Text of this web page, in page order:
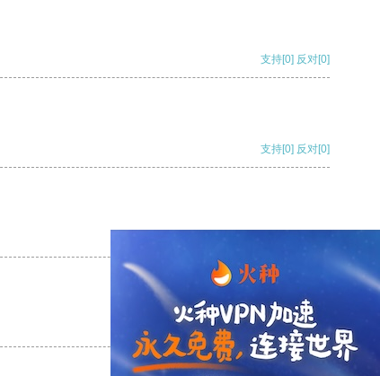
支持[0] 反对[0]
支持[0] 反对[0]
支持 [0] 反对 [0]